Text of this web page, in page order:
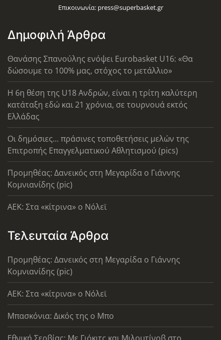
Επικοινωνία: press@superbasket.gr
Δημοφιλή Άρθρα
Θανάσης Σπανούλης ενόψει Eurobasket U16: «Θα
δώσουμε το 100% μας, στόχος το μετάλλιο»
Η 6η θέση της U18 Ανδρών, είναι η τρίτη καλύτερη
κατάταξη εδώ και 21 χρόνια, σε τουρνουά εκτός
Ελλάδας
Οι δημόσιες... πράσινες τοποθετήσεις μελών της
Επιτροπής Επαγγελματικού Αθλητισμού (pics)
Προμηθέας: Δανεικός στη Μεγαρίδα ο Γιάννης
Κομνιανίδης (pic)
AEK: Στα «κίτρινα» ο Νόλεϊ
Τελευταία Άρθρα
Προμηθέας: Δανεικός στη Μεγαρίδα ο Γιάννης
Κομνιανίδης (pic)
AEK: Στα «κίτρινα» ο Νόλεϊ
Μπασκόνια: Δικός της ο Μπο